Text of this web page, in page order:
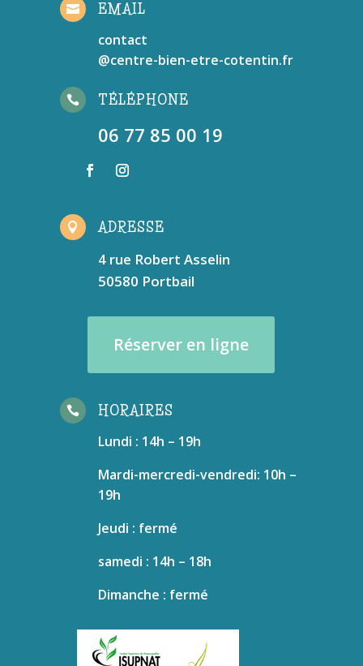
 EMAIL
contact
@centre-bien-etre-cotentin.fr
 TÉLÉPHONE
06 77 85 00 19
 ADRESSE
4 rue Robert Asselin
50580 Portbail
Réserver en ligne
 HORAIRES
Lundi : 14h – 19h
Mardi-mercredi-vendredi: 10h –
19h
Jeudi : fermé
samedi : 14h – 18h
Dimanche : fermé